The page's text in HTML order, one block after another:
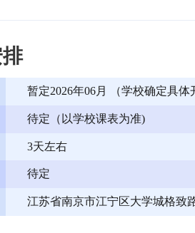
暂定2026年06月 （学校确定具
待定（以学校课表为准)
3天左右
待定
江苏省南京市江宁区大学城格致